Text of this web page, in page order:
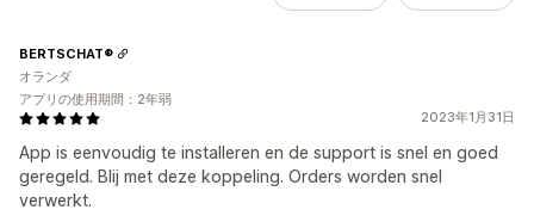
2023年1月31日
App is eenvoudig te installeren en de support is snel en goed
geregeld. Blij met deze koppeling. Orders worden snel
verwerkt.
BERTSCHAT®️
オランダ
アプリの使用期間：2年弱